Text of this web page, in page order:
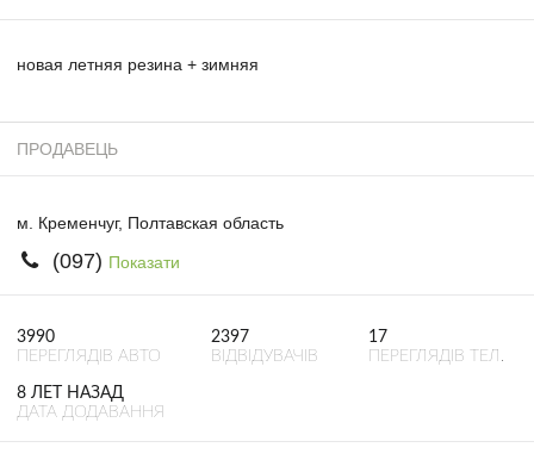
новая летняя резина + зимняя
ПРОДАВЕЦЬ
м. Кременчуг, Полтавская область
(097) Показати
3990
ПЕРЕГЛЯДІВ АВТО
2397
ВІДВІДУВАЧІВ
17
ПЕРЕГЛЯДІВ ТЕЛ.
8 ЛЕТ НАЗАД
ДАТА ДОДАВАННЯ